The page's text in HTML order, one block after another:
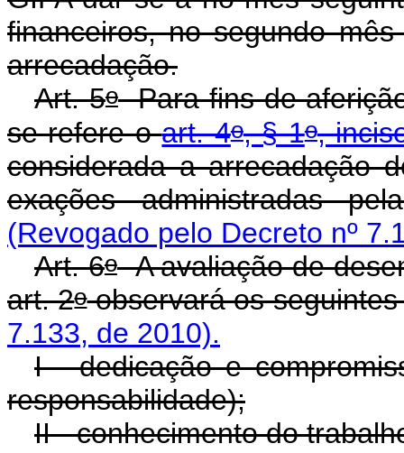
financeiros, no segundo
arrecadação.
Art. 5oPara fins de
se refere oart. 4o, § 1o,
considerada a arrecadação
exações administradas
(Revogado pelo Decreto nº
Art. 6oA avaliação de
art. 2oobservará os
7.133, de 2010).
I - dedicação e
responsabilidade);
II - conhecimento do